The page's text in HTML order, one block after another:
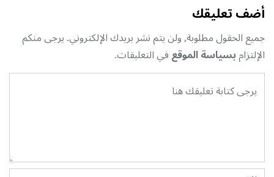
أضف تعليقك
جميع الحقول مطلوبة, ولن يتم نشر بريدك الإلكتروني. يرجى منكم
الإلتزامبسياسة الموقعفي التعليقات.